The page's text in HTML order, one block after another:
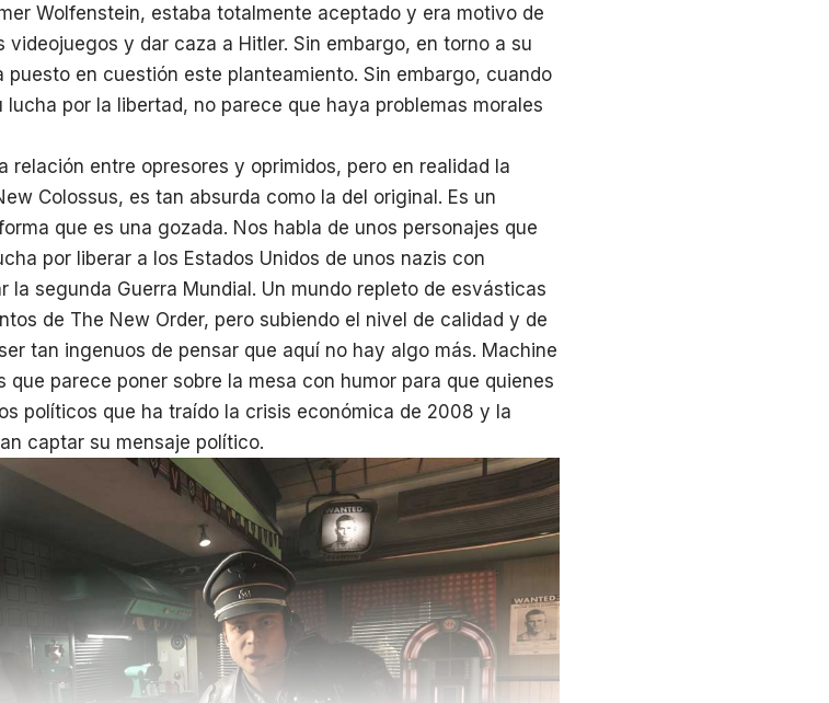
Wolfenstein, estaba totalmente aceptado y era motivo de
videojuegos y dar caza a Hitler. Sin embargo, en torno a su
puesto en cuestión este planteamiento. Sin embargo, cuando
lucha por la libertad, no parece que haya problemas morales
relación entre opresores y oprimidos, pero en realidad la
Colossus, es tan absurda como la del original. Es un
que es una gozada. Nos habla de unos personajes que
por liberar a los Estados Unidos de unos nazis con
segunda Guerra Mundial. Un mundo repleto de esvásticas
de The New Order, pero subiendo el nivel de calidad y de
tan ingenuos de pensar que aquí no hay algo más. Machine
que parece poner sobre la mesa con humor para que quienes
políticos que ha traído la crisis económica de 2008 y la
captar su mensaje político.